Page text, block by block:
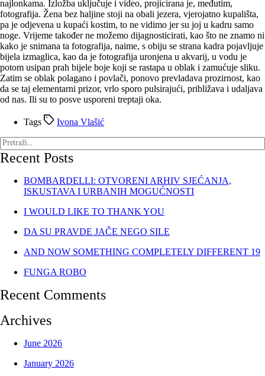
najlonkama. Izložba uključuje i video, projicirana je, međutim,
fotografija. Žena bez haljine stoji na obali jezera, vjerojatno kupališta,
pa je odjevena u kupaći kostim, to ne vidimo jer su joj u kadru samo
noge. Vrijeme također ne možemo dijagnosticirati, kao što ne znamo ni
kako je snimana ta fotografija, naime, s obiju se strana kadra pojavljuje
bijela izmaglica, kao da je fotografija uronjena u akvarij, u vodu je
potom usipan prah bijele boje koji se rastapa u oblak i zamućuje sliku.
Zatim se oblak polagano i povlači, ponovo prevladava prozirnost, kao
da se taj elementarni prizor, vrlo sporo pulsirajući, približava i udaljava
od nas. Ili su to posve usporeni treptaji oka.
Tags Ivona Vlašić
Recent Posts
BOMBARDELLI: OTVORENI ARHIV SJEĆANJA,
ISKUSTAVA I URBANIH MOGUĆNOSTI
I WOULD LIKE TO THANK YOU
DA SU PRAVDE JAČE NEGO SILE
AND NOW SOMETHING COMPLETELY DIFFERENT 19
FUNGA ROBO
Recent Comments
Archives
June 2026
January 2026